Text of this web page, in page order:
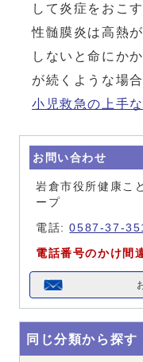
して炎症をおこ
性髄膜炎は高熱
しないと命にか
が続くような場
小児救急の上手
お問い合わせ
岩倉市役所健康こ
ープ
電話:0587-37-
電話番号のかけ間
同じ分類から探す